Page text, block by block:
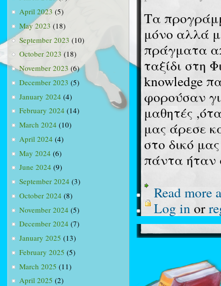
April 2023 (5)
May 2023 (18)
September 2023 (10)
October 2023 (18)
November 2023 (6)
December 2023 (5)
January 2024 (4)
February 2024 (14)
March 2024 (10)
April 2024 (4)
May 2024 (6)
June 2024 (9)
September 2024 (3)
October 2024 (8)
November 2024 (5)
December 2024 (7)
January 2025 (13)
February 2025 (5)
March 2025 (11)
April 2025 (2)
Τα
μόνο αλλά
πράγματα
ταξίδι στη
knowledge
φορούσαν
μαθητές
μας άρεσε
στο δικό
πάντα ήταν
Read more
Log inor